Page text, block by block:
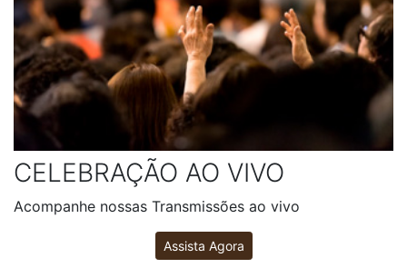
CELEBRAÇÃO AO VIVO
Acompanhe nossas Transmissões ao vivo
Assista Agora